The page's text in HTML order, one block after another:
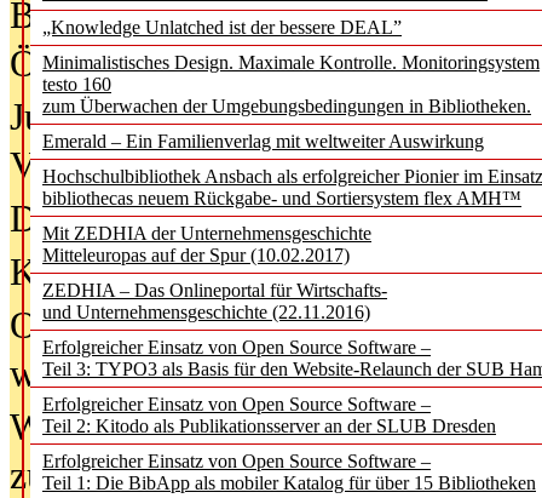
„Knowledge Unlatched ist der bessere DEAL”
Minimalistisches Design. Maximale Kontrolle. Monitoringsystem
testo 160
zum Überwachen der Umgebungsbedingungen in Bibliotheken.
Emerald – Ein Familienverlag mit weltweiter Auswirkung
Hochschulbibliothek Ansbach als erfolgreicher Pionier im
bibliothecas neuem Rückgabe- und Sortiersystem flex AMH™
Mit ZEDHIA der Unternehmensgeschichte
Mitteleuropas auf der Spur (10.02.2017)
ZEDHIA – Das Onlineportal für Wirtschafts-
und Unternehmensgeschichte (22.11.2016)
Erfolgreicher Einsatz von Open Source Software –
Teil 3: TYPO3 als Basis für den Website-Relaunch der SUB
Erfolgreicher Einsatz von Open Source Software –
Teil 2: Kitodo als Publikationsserver an der SLUB Dresden
Erfolgreicher Einsatz von Open Source Software –
Teil 1: Die BibApp als mobiler Katalog für über 15 Bibliotheken
Bürgerforum fordert mehr
Öffentlichkeit
Jugendliche wollen besseren
Verbote
Digitale Langzeit­archi­vierung
KI-Chatbots werden Teil der
Offene Infrastrukturen für
wissenschaftliche
Warum die Debatte über KI-Texte
zu kurz greift